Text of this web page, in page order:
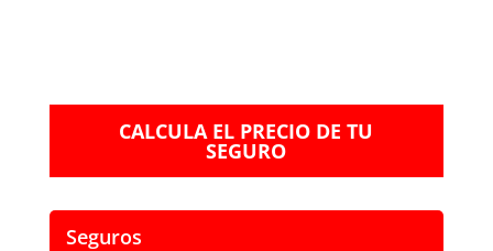
CALCULA EL PRECIO DE TU
SEGURO
Seguros